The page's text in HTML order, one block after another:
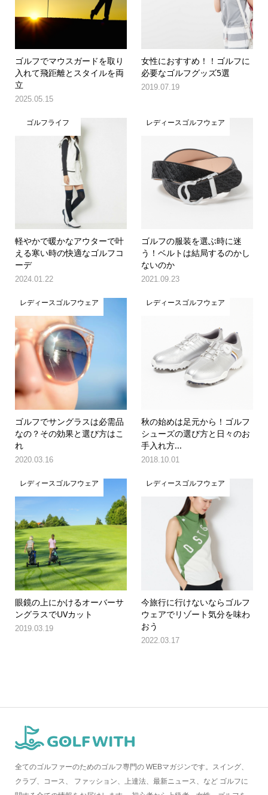
ゴルフでマウスガードを取り
入れて飛距離とスタイルを両
立
2025.05.15
女性におすすめ！！ゴルフに
必要なゴルフグッズ5選
2019.07.19
ゴルフライフ
軽やかで暖かなアウターで叶
える寒い時の快適なゴルフコ
ーデ
2024.01.22
レディースゴルフウェア
ゴルフの服装を選ぶ時に迷
う！ベルトは結局するのかし
ないのか
2021.09.23
レディースゴルフウェア
ゴルフでサングラスは必需品
なの？その効果と選び方はこ
れ
2020.03.16
レディースゴルフウェア
秋の始めは足元から！ゴルフ
シューズの選び方と日々のお
手入れ方...
2018.10.01
レディースゴルフウェア
眼鏡の上にかけるオーバーサ
ングラスでUVカット
2019.03.19
レディースゴルフウェア
今旅行に行けないならゴルフ
ウェアでリゾート気分を味わ
おう
2022.03.17
全てのゴルファーのためのゴルフ専門の WEBマガジンです。スイング、
クラブ、コース、 ファッション、上達法、最新ニュース、など ゴルフに